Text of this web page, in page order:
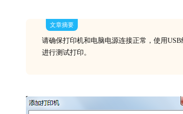
文章摘要
请确保打印机和电脑电源连接正常，使用
进行测试打印。